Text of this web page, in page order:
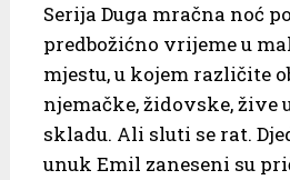
Serija Duga mračna noć
predbožićno vrijeme u
mjestu, u kojem različite
njemačke, židovske, žive
skladu. Ali sluti se rat.
unuk Emil zaneseni su